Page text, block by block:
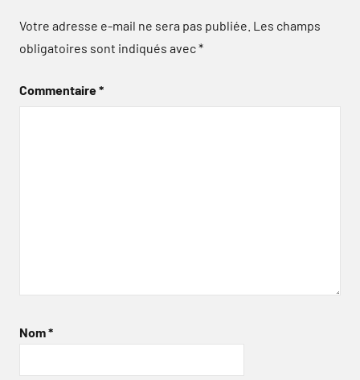
Votre adresse e-mail ne sera pas publiée. Les champs
obligatoires sont indiqués avec*
Commentaire*
Nom*